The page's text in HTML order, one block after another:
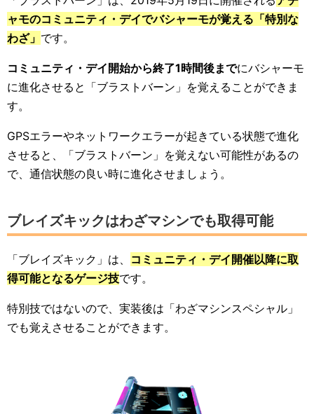
ャモのコミュニティ・デイでバシャーモが覚える「特別な
わざ」 です。
コミュニティ・デイ開始から終了1時間後までにバシャーモ
に進化させると「ブラストバーン」を覚えることができま
す。
GPSエラーやネットワークエラーが起きている状態で進化
させると、「ブラストバーン」を覚えない可能性があるの
で、通信状態の良い時に進化させましょう。
ブレイズキックはわざマシンでも取得可能
「ブレイズキック」は、 コミュニティ・デイ開催以降に取
得可能となるゲージ技です。
特別技ではないので、実装後は「わざマシンスペシャル」
でも覚えさせることができます。